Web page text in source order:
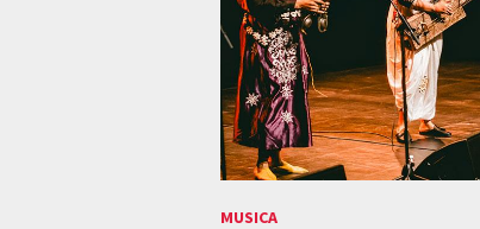
MUSICA